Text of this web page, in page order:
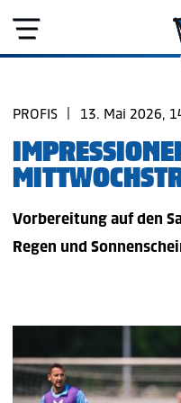
PROFIS 13. Mai 2026,
Vorbereitung auf den
Regen und